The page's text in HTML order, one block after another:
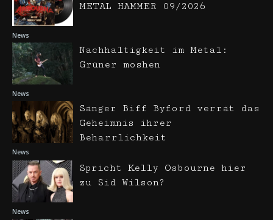
News
METAL HAMMER 09/2026
News
Nachhaltigkeit im Metal:
Grüner moshen
News
Sänger Biff Byford verrät das
Geheimnis ihrer
Beharrlichkeit
News
Spricht Kelly Osbourne hier
zu Sid Wilson?